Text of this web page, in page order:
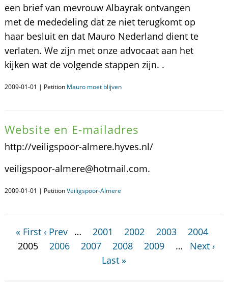
een brief van mevrouw Albayrak ontvangen
met de mededeling dat ze niet terugkomt op
haar besluit en dat Mauro Nederland dient te
verlaten. We zijn met onze advocaat aan het
kijken wat de volgende stappen zijn. .
2009-01-01 | Petition Mauro moet blijven
Website en E-mailadres
http://veiligspoor-almere.hyves.nl/
veiligspoor-almere@hotmail.com.
2009-01-01 | PetitionVeiligspoor-Almere
« First ‹ Prev … 2001 2002 2003
2004
2005
2006 2007 2008 2009 …
Next ›
Last »